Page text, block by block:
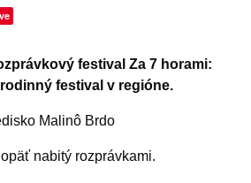
festival Za 7 horami:
festival v regióne.
Malinô Brdo
nabitý rozprávkami.